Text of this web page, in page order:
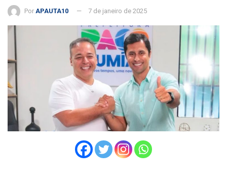
Por APAUTA10 7 de janeiro de 2025